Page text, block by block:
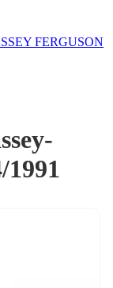
FERGUSON